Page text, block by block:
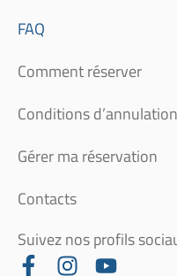
FAQ
Comment réserver
Conditions d’annulation
Gérer ma réservation
Contacts
Suivez nos profils